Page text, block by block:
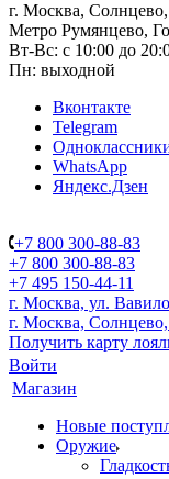
г. Москва,
Метро Румянцево,
Вт-Вс: с 10:00 до
Пн: выходной
Вконтакте
Telegram
WhatsApp
Яндекс.Дзен
+7 800 300-88-83
+7 800 300-88-83
+7 495 150-44-11
г. Москва, ул.
г. Москва,
Получить карту
Войти
Магазин
Новые
Оружие